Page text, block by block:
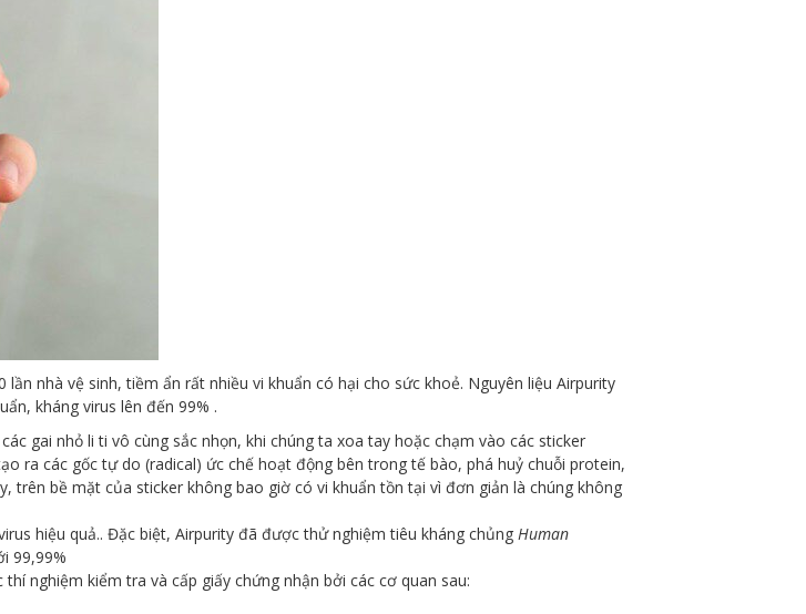
nhà vệ sinh, tiềm ẩn rất nhiều vi khuẩn có hại cho sức khoẻ. Nguyên liệu Airpurity
kháng virus lên đến 99% .
gai nhỏ li ti vô cùng sắc nhọn, khi chúng ta xoa tay hoặc chạm vào các sticker
ra các gốc tự do (radical) ức chế hoạt động bên trong tế bào, phá huỷ chuỗi protein,
trên bề mặt của sticker không bao giờ có vi khuẩn tồn tại vì đơn giản là chúng không
hiệu quả.. Đặc biệt, Airpurity đã được thử nghiệm tiêu kháng chủng Human
99,99%
nghiệm kiểm tra và cấp giấy chứng nhận bởi các cơ quan sau: